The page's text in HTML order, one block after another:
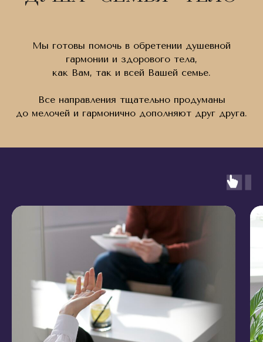
Мы готовы помочь в обретении душевной
гармонии и здорового тела,
как Вам, так и всей Вашей семье.
Все направления тщательно продуманы
до мелочей и гармонично дополняют друг друга.